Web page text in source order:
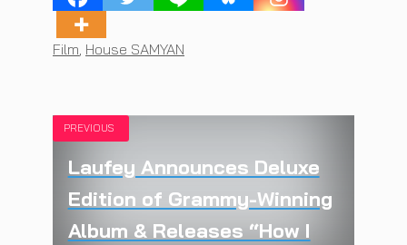
Tags
Film House SAMYAN
PREVIOUS
Laufey Announces Deluxe
Edition of Grammy-Winning
Album & Releases “How I